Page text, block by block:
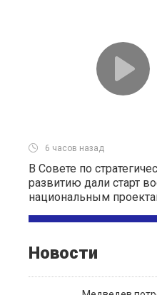
6 часов назад
В Совете по
развитию дали старт
национальным
Новости